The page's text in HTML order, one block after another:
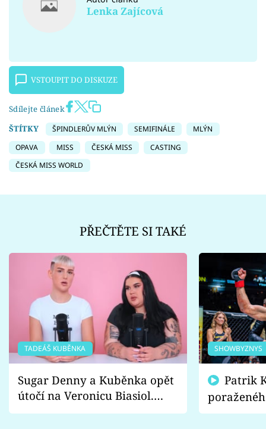
Lenka Zajícová
VSTOUPIT DO DISKUZE
Sdílejte článek
ŠTÍTKY
ŠPINDLERŮV MLÝN SEMIFINÁLE
MLÝN
OPAVA
MISS ČESKÁ MISS
CASTING
ČESKÁ MISS WORLD
PŘEČTĚTE SI TAKÉ
TADEÁŠ KUBĚNKA
Sugar Denny a Kuběnka opět
útočí na Veronicu Biasiol.
Proč je podle nich falešná a
SHOWBYZNYS
fanoušci